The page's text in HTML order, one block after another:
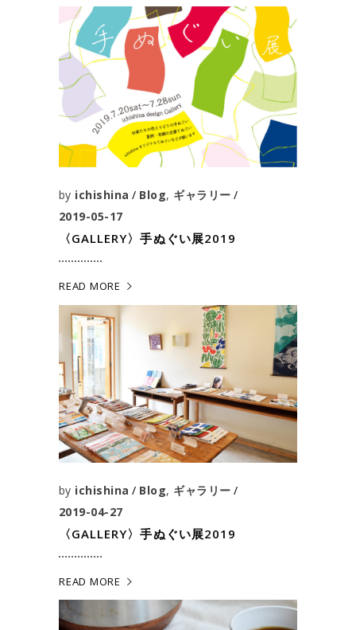
by ichishina Blog, ギャラリー
2019-05-17
〈GALLERY〉手ぬぐい展2019
READ MORE
by ichishina Blog, ギャラリー
2019-04-27
〈GALLERY〉手ぬぐい展2019
READ MORE